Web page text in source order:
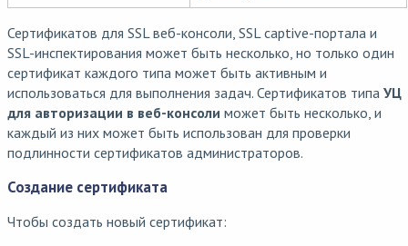
Сертификатов для SSL веб-консоли, SSL captive-портала и
SSL-инспектирования может быть несколько, но только один
сертификат каждого типа может быть активным и
использоваться для выполнения задач. Сертификатов типа УЦ
для авторизации в веб-консоли может быть несколько, и
каждый из них может быть использован для проверки
подлинности сертификатов администраторов.
Создание сертификата
Чтобы создать новый сертификат: